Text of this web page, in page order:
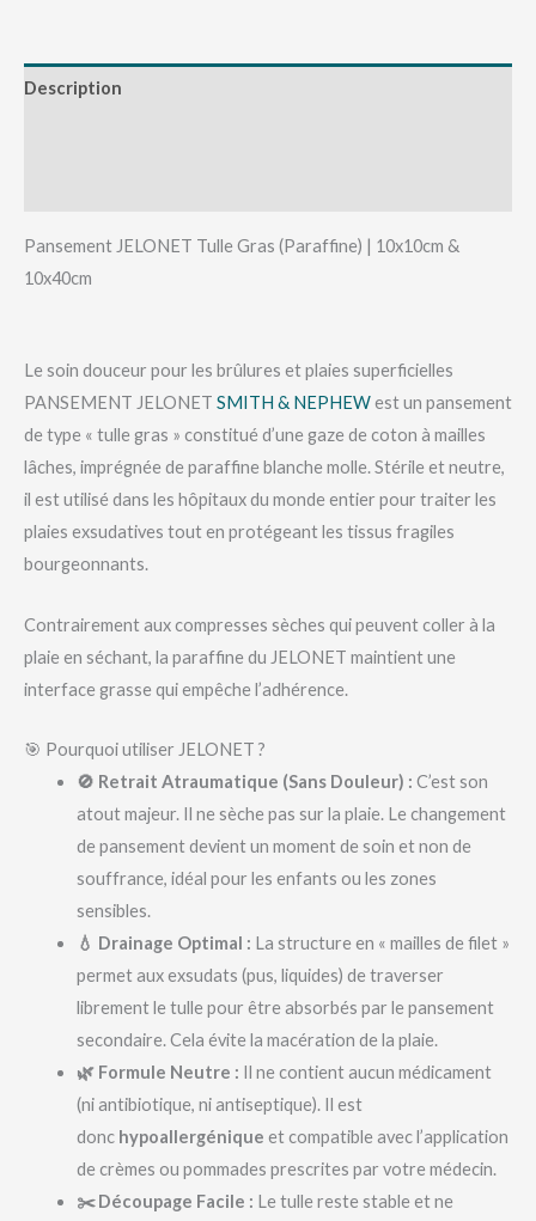
Description
Pansement JELONET Tulle Gras (Paraffine) | 10x10cm &
10x40cm
Le soin douceur pour les brûlures et plaies superficielles
PANSEMENT JELONET SMITH & NEPHEWest un pansement
de type « tulle gras » constitué d’une gaze de coton à mailles
lâches, imprégnée de paraffine blanche molle. Stérile et neutre,
il est utilisé dans les hôpitaux du monde entier pour traiter les
plaies exsudatives tout en protégeant les tissus fragiles
bourgeonnants.
Contrairement aux compresses sèches qui peuvent coller à la
plaie en séchant, la paraffine du JELONET maintient une
interface grasse qui empêche l’adhérence.
🎯 Pourquoi utiliser JELONET ?
🚫 Retrait Atraumatique (Sans Douleur) : C’est son
atout majeur. Il ne sèche pas sur la plaie. Le changement
de pansement devient un moment de soin et non de
souffrance, idéal pour les enfants ou les zones
sensibles.
💧 Drainage Optimal : La structure en « mailles de filet »
permet aux exsudats (pus, liquides) de traverser
librement le tulle pour être absorbés par le pansement
secondaire. Cela évite la macération de la plaie.
🌿 Formule Neutre : Il ne contient aucun médicament
(ni antibiotique, ni antiseptique). Il est
donc hypoallergénique et compatible avec l’application
de crèmes ou pommades prescrites par votre médecin.
✂️ Découpage Facile : Le tulle reste stable et ne